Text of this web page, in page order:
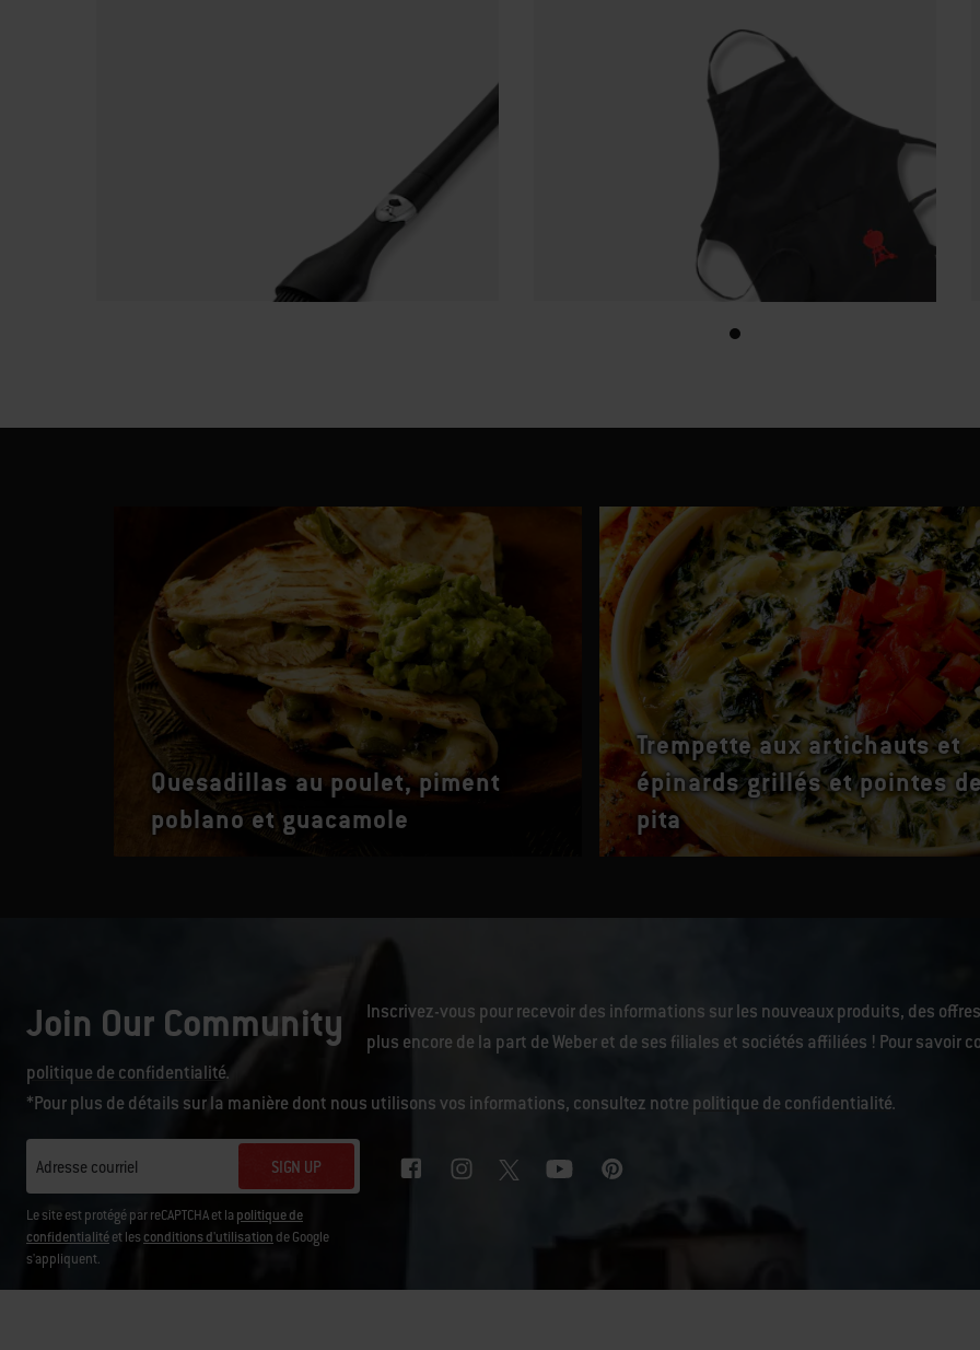
Quesadillas au poulet, piment
poblano et guacamole
Trempette aux artichauts et
épinards grillés et pointes
pita
Join Our Community
Inscrivez-vous pour recevoir des informations sur les nouveaux produits, des
plus encore de la part de Weber et de ses filiales et sociétés affiliées ! Pour
politique de confidentialité.
*Pour plus de détails sur la manière dont nous utilisons vos informations, consultez notre politique de confidentialité.
Adresse courriel SIGN UP
Le site est protégé par reCAPTCHA et la politique de
confidentialitéet les conditions d'utilisation de Google
s'appliquent.